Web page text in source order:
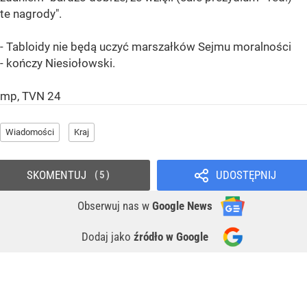
te nagrody".
- Tabloidy nie będą uczyć marszałków Sejmu moralności
- kończy Niesiołowski.
mp, TVN 24
Wiadomości Kraj
UDOSTĘPNIJ
Obserwuj nas w Google News
Dodaj jako źródło w Google
SKOMENTUJ 5